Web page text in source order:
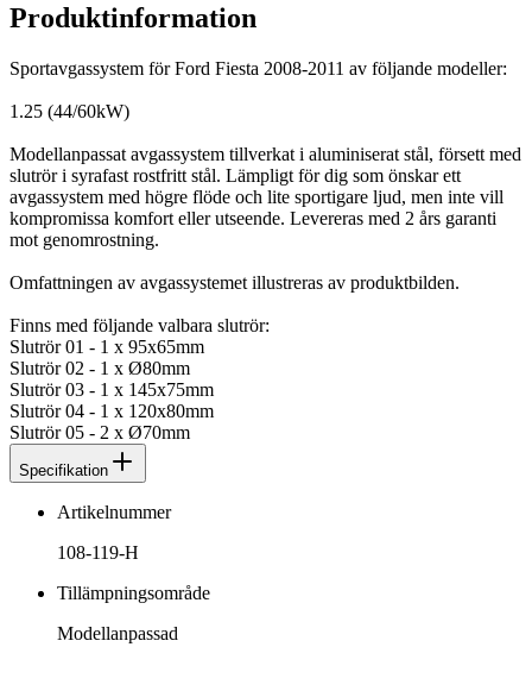
Produktinformation
Sportavgassystem för Ford Fiesta 2008-2011 av följande modeller:
1.25 (44/60kW)
Modellanpassat avgassystem tillverkat i aluminiserat stål, försett med
slutrör i syrafast rostfritt stål. Lämpligt för dig som önskar ett
avgassystem med högre flöde och lite sportigare ljud, men inte vill
kompromissa komfort eller utseende. Levereras med 2 års garanti
mot genomrostning.
Omfattningen av avgassystemet illustreras av produktbilden.
Finns med följande valbara slutrör:
Slutrör 01 - 1 x 95x65mm
Slutrör 02 - 1 x Ø80mm
Slutrör 03 - 1 x 145x75mm
Slutrör 04 - 1 x 120x80mm
Slutrör 05 - 2 x Ø70mm
Specifikation
Artikelnummer
108-119-H
Tillämpningsområde
Modellanpassad